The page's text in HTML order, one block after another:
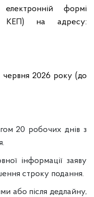
формі
КЕП) на адресу:
2026 року (до
20 робочих днів з
інформації заяву
строку подання.
або після дедлайну,